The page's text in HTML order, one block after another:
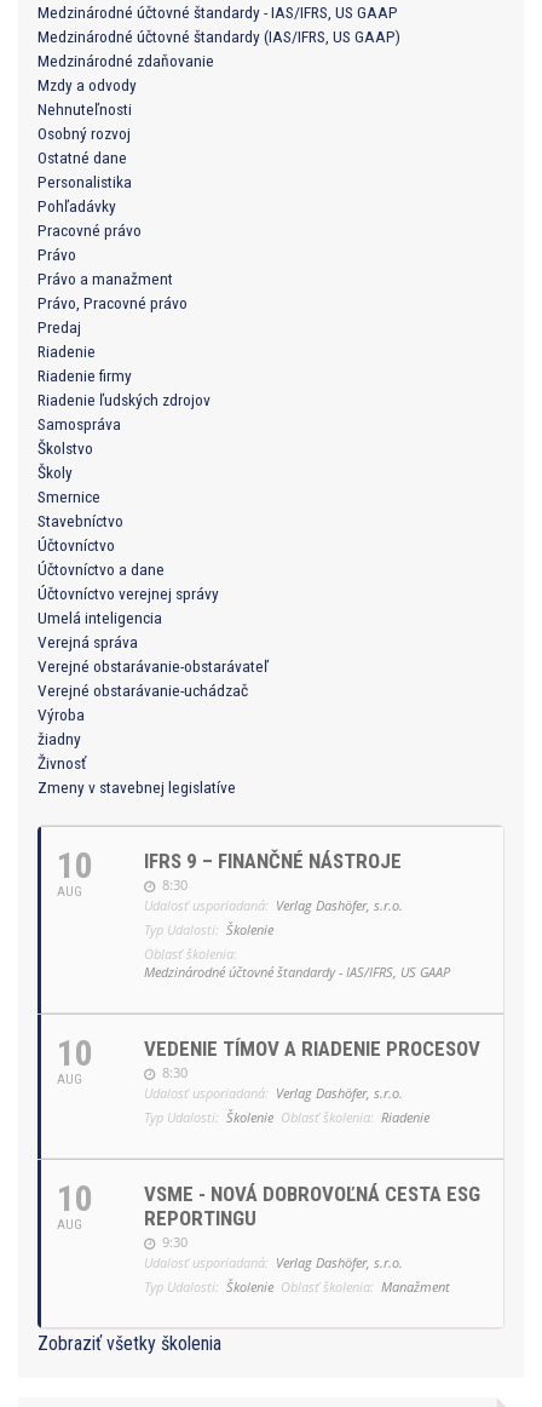
Medzinárodné účtovné štandardy - IAS/IFRS, US GAAP
Medzinárodné účtovné štandardy (IAS/IFRS, US GAAP)
Medzinárodné zdaňovanie
Mzdy a odvody
Nehnuteľnosti
Osobný rozvoj
Ostatné dane
Personalistika
Pohľadávky
Pracovné právo
Právo
Právo a manažment
Právo, Pracovné právo
Predaj
Riadenie
Riadenie firmy
Riadenie ľudských zdrojov
Samospráva
Školstvo
Školy
Smernice
Stavebníctvo
Účtovníctvo
Účtovníctvo a dane
Účtovníctvo verejnej správy
Umelá inteligencia
Verejná správa
Verejné obstarávanie-obstarávateľ
Verejné obstarávanie-uchádzač
Výroba
žiadny
Živnosť
Zmeny v stavebnej legislatíve
10
AUG
IFRS 9 – FINANČNÉ NÁSTROJE
8:30
Udalosť usporiadaná: Verlag Dashöfer, s.r.o.
Typ Udalosti: Školenie
Oblasť školenia:
Medzinárodné účtovné štandardy - IAS/IFRS, US GAAP
10
AUG
VEDENIE TÍMOV A RIADENIE PROCESOV
8:30
Udalosť usporiadaná: Verlag Dashöfer, s.r.o.
Typ Udalosti: Školenie Oblasť školenia: Riadenie
10
AUG
VSME - NOVÁ DOBROVOĽNÁ CESTA ESG
REPORTINGU
9:30
Udalosť usporiadaná: Verlag Dashöfer, s.r.o.
Typ Udalosti: Školenie Oblasť školenia: Manažment
Zobraziť všetky školenia